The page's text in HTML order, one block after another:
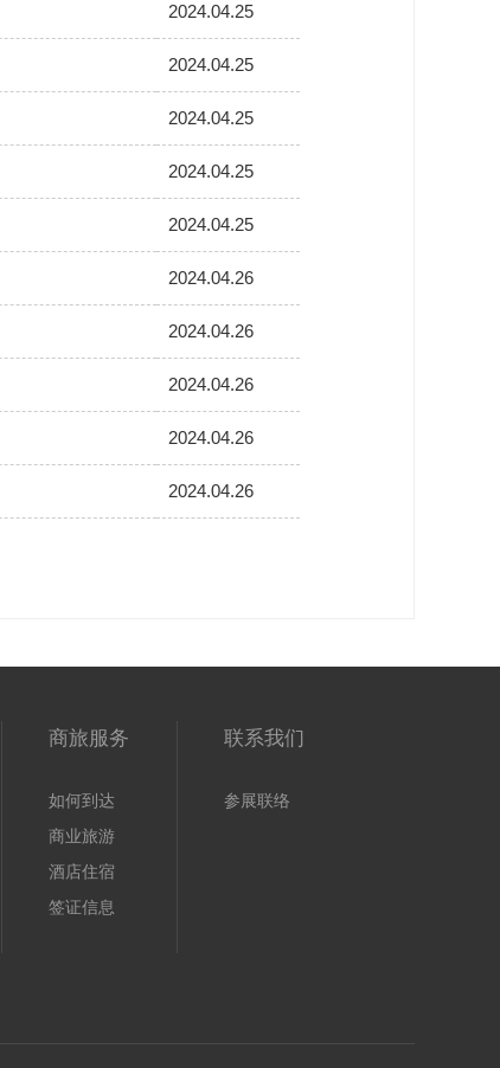
2024.04.25
2024.04.25
2024.04.25
2024.04.25
2024.04.25
2024.04.26
2024.04.26
2024.04.26
2024.04.26
2024.04.26
商旅服务
如何到达
商业旅游
酒店住宿
签证信息
联系我们
参展联络